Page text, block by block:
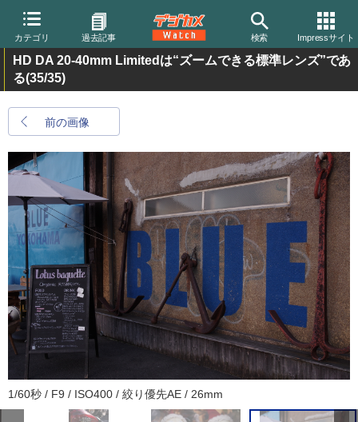
カテゴリ 過去記事 検索 Impressサイト
HD DA 20-40mm Limitedは“ズームできる標準レンズ”であ
る(35/35)
前の画像
1/60秒 / F9 / ISO400 / 絞り優先AE / 26mm